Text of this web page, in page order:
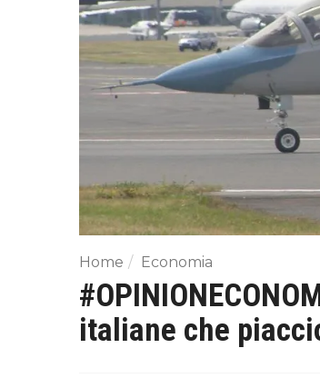
Home Economia
italiane che